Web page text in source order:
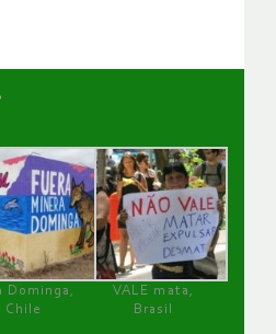
Dominga,
Chile
VALE mata,
Brasil